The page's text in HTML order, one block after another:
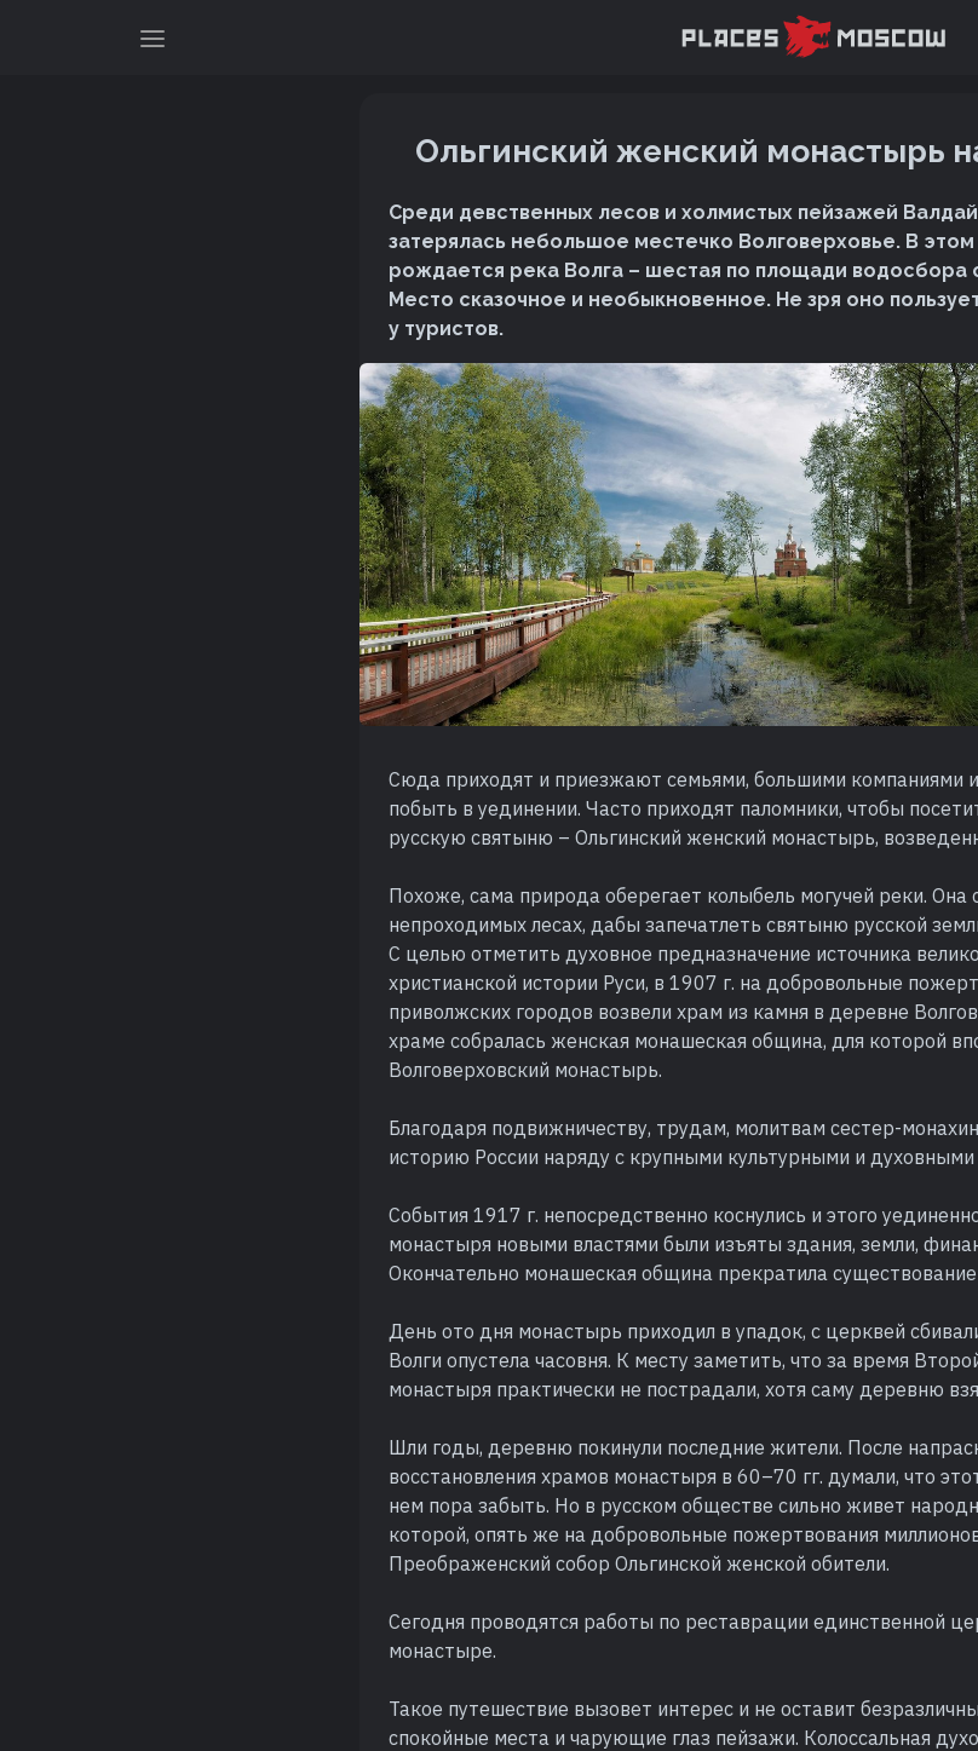
Ольгинский женский монастырь
Среди девственных лесов и холмистых пейзажей
затерялась небольшое местечко Волговерховье. В
рождается река Волга – шестая по площади водосбора
Место сказочное и необыкновенное. Не зря оно
у туристов.
Сюда приходят и приезжают семьями, большими компаниями
побыть в уединении. Часто приходят паломники, чтобы
русскую святыню – Ольгинский женский монастырь,
Похоже, сама природа оберегает колыбель могучей реки. Она
непроходимых лесах, дабы запечатлеть святыню русской
С целью отметить духовное предназначение источника
христианской истории Руси, в 1907 г. на добровольные
приволжских городов возвели храм из камня в деревне
храме собралась женская монашеская община, для которой
Волговерховский монастырь.
Благодаря подвижничеству, трудам, молитвам сестер-
историю России наряду с крупными культурными и
События 1917 г. непосредственно коснулись и этого
монастыря новыми властями были изъяты здания, земли,
Окончательно монашеская община прекратила
День ото дня монастырь приходил в упадок, с церквей
Волги опустела часовня. К месту заметить, что за время
монастыря практически не пострадали, хотя саму деревню
Шли годы, деревню покинули последние жители. После
восстановления храмов монастыря в 60–70 гг. думали, что
нем пора забыть. Но в русском обществе сильно живет
которой, опять же на добровольные пожертвования
Преображенский собор Ольгинской женской обители.
Сегодня проводятся работы по реставрации единственной
монастыре.
Такое путешествие вызовет интерес и не оставит
спокойные места и чарующие глаз пейзажи. Колоссальная